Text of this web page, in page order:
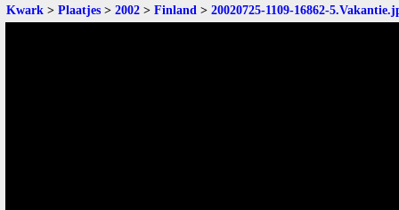
Kwark > Plaatjes > 2002 > Finland > 20020725-1109-16862-